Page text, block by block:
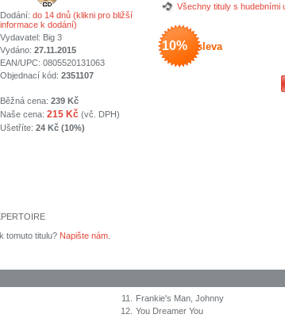
Všechny tituly s hudebními
10% sleva
Dodání: do 14 dnů (klikni pro bližší
informace k dodání)
Vydavatel: Big 3
Vydáno: 27.11.2015
EAN/UPC: 0805520131063
Objednací kód: 2351107
Běžná cena: 239 Kč
Naše cena: 215 Kč (vč. DPH)
Ušetříte: 24 Kč (10%)
tomuto titulu? Napište nám
11.
Frankie's Man, Johnny
12. You Dreamer You